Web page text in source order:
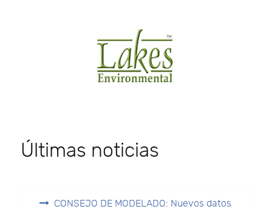
Últimas noticias
CONSEJO DE MODELADO: Nuevos datos